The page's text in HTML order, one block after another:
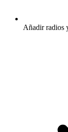
Añadir radios